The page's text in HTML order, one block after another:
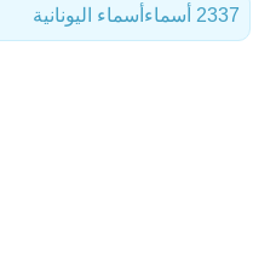
أسماء اليونانية 2337 أسماء